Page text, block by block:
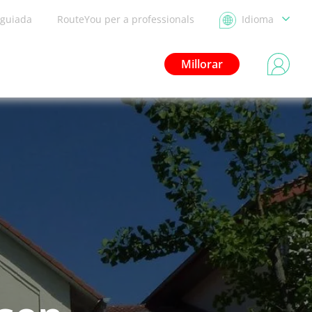
RouteYou per a professionals Idioma
Millorar